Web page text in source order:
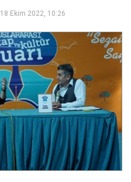
18 Ekim 2022, 10:26